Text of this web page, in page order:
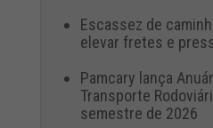
Escassez de
elevar fretes e
Pamcary lança
Transporte
semestre de 2026